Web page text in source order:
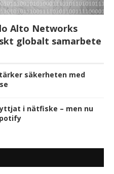
Alto Networks
globalt samarbete
säkerheten med
i nätfiske – men nu